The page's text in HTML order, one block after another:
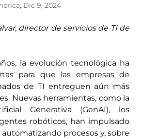
Dic 9, 2024
director de servicios de TI de
la evolución tecnológica ha
para que las empresas de
de TI entreguen aún más
Nuevas herramientas, como la
Generativa (GenAI), los
robóticos, han impulsado
procesos y, sobre